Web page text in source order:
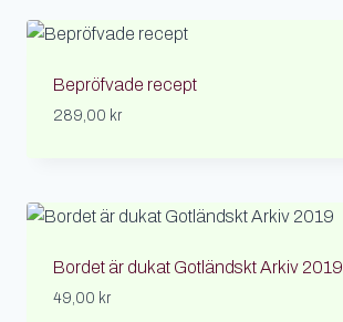
Bepröfvade recept
289,00 kr
Bordet är dukat Gotländskt Arkiv 2019
49,00 kr